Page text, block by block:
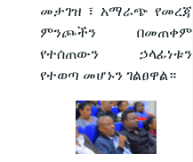
መታገዝ ፣ አማራጭ የመረጃ
ምንጮችን በመጠቀም
የተሰጠውን ኃላፊነቱን
የተወጣ መሆኑን ገልፀዋል።